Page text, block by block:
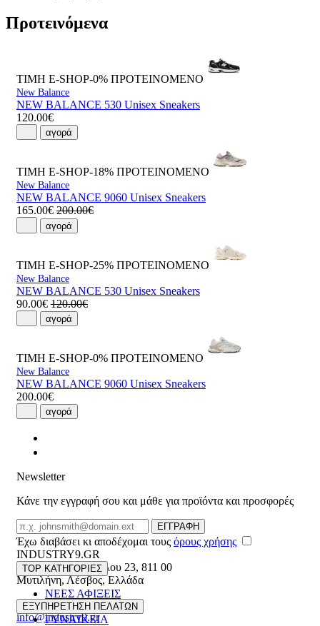
Προτεινόμενα
ΤΙΜΗ E-SHOP-0% ΠΡΟΤΕΙΝΟΜΕΝΟ
New Balance
NEW BALANCE 530 Unisex Sneakers
120.00€
αγορά
ΤΙΜΗ E-SHOP-18% ΠΡΟΤΕΙΝΟΜΕΝΟ
New Balance
NEW BALANCE 9060 Unisex Sneakers
165.00€ 200.00€
αγορά
ΤΙΜΗ E-SHOP-25% ΠΡΟΤΕΙΝΟΜΕΝΟ
New Balance
NEW BALANCE 530 Unisex Sneakers
90.00€ 120.00€
αγορά
ΤΙΜΗ E-SHOP-0% ΠΡΟΤΕΙΝΟΜΕΝΟ
New Balance
NEW BALANCE 9060 Unisex Sneakers
200.00€
αγορά
Newsletter
Κάνε την εγγραφή σου και μάθε για προϊόντα και προσφορές
Email
ΕΓΓΡΑΦΗ
Έχω διαβάσει κι αποδέχομαι τους όρους χρήσης
INDUSTRY9.GR
Ελευθέριου Βενιζέλου 23, 811 00
Μυτιλήνη,Λέσβος,Ελλάδα
22510 55629
info@industry9.gr
TOP ΚΑΤΗΓΟΡΙΕΣ
ΝΕΕΣ ΑΦΙΞΕΙΣ
ΑΝΔΡΙΚΑ
ΓΥΝΑΙΚΕΙΑ
ΕΞΥΠΗΡΕΤΗΣΗ ΠΕΛΑΤΩΝ